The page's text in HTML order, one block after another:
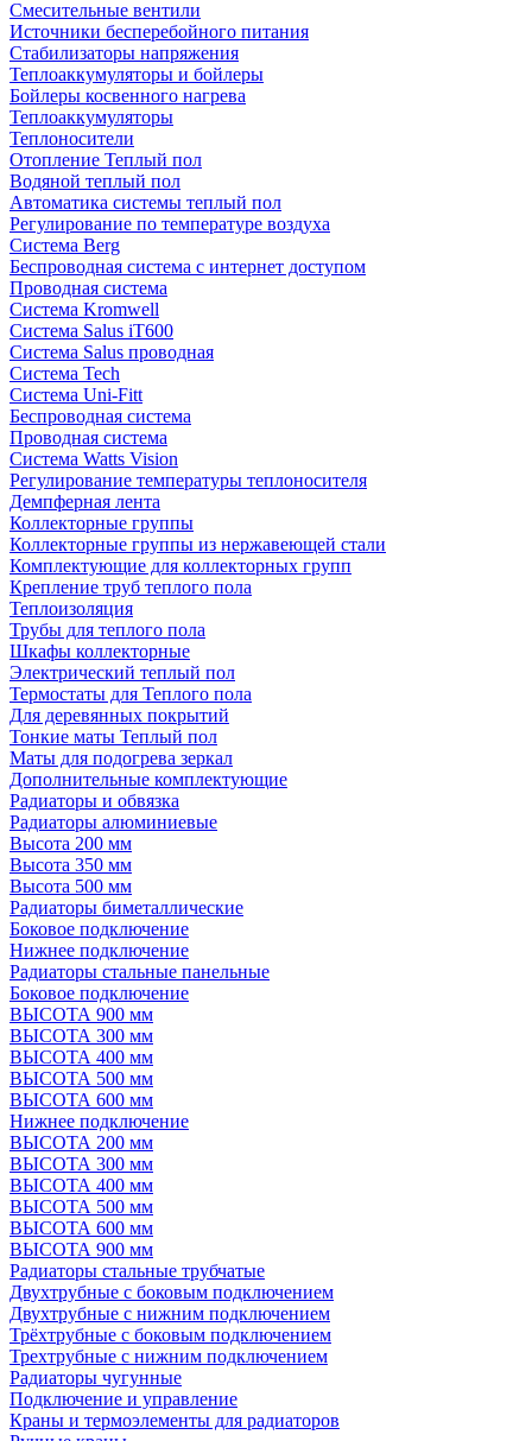
Смесительные вентили
Источники бесперебойного питания
Стабилизаторы напряжения
Теплоаккумуляторы и бойлеры
Бойлеры косвенного нагрева
Теплоаккумуляторы
Теплоносители
Отопление Теплый пол
Водяной теплый пол
Автоматика системы теплый пол
Регулирование по температуре воздуха
Система Berg
Беспроводная система с интернет доступом
Проводная система
Система Kromwell
Система Salus iT600
Система Salus проводная
Система Tech
Система Uni-Fitt
Беспроводная система
Проводная система
Система Watts Vision
Регулирование температуры теплоносителя
Демпферная лента
Коллекторные группы
Коллекторные группы из нержавеющей стали
Комплектующие для коллекторных групп
Крепление труб теплого пола
Теплоизоляция
Трубы для теплого пола
Шкафы коллекторные
Электрический теплый пол
Термостаты для Теплого пола
Для деревянных покрытий
Тонкие маты Теплый пол
Маты для подогрева зеркал
Дополнительные комплектующие
Радиаторы и обвязка
Радиаторы алюминиевые
Высота 200 мм
Высота 350 мм
Высота 500 мм
Радиаторы биметаллические
Боковое подключение
Нижнее подключение
Радиаторы стальные панельные
Боковое подключение
ВЫСОТА 900 мм
ВЫСОТА 300 мм
ВЫСОТА 400 мм
ВЫСОТА 500 мм
ВЫСОТА 600 мм
Нижнее подключение
ВЫСОТА 200 мм
ВЫСОТА 300 мм
ВЫСОТА 400 мм
ВЫСОТА 500 мм
ВЫСОТА 600 мм
ВЫСОТА 900 мм
Радиаторы стальные трубчатые
Двухтрубные с боковым подключением
Двухтрубные с нижним подключением
Трёхтрубные с боковым подключением
Трехтрубные с нижним подключением
Радиаторы чугунные
Подключение и управление
Краны и термоэлементы для радиаторов